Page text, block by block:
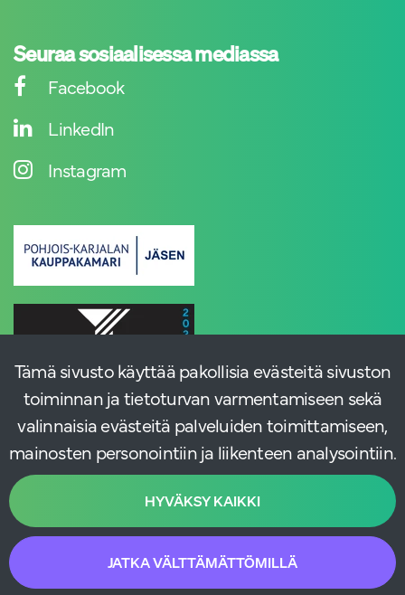
Tämä sivusto käyttää pakollisia evästeitä sivuston
toiminnan ja tietoturvan varmentamiseen sekä
valinnaisia evästeitä palveluiden toimittamiseen,
mainosten personointiin ja liikenteen analysointiin.
HYVÄKSY KAIKKI
JATKA VÄLTTÄMÄTTÖMILLÄ
Seuraa sosiaalisessa mediassa
Facebook
LinkedIn
Instagram